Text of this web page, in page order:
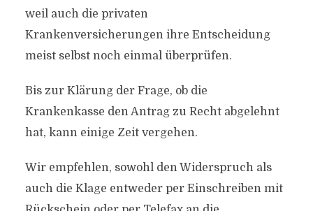
weil auch die privaten
Krankenversicherungen ihre Entscheidung
meist selbst noch einmal überprüfen.
Bis zur Klärung der Frage, ob die
Krankenkasse den Antrag zu Recht abgelehnt
hat, kann einige Zeit vergehen.
Wir empfehlen, sowohl den Widerspruch als
auch die Klage entweder per Einschreiben mit